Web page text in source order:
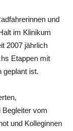
und
im Klinikum
2007 jährlich
Etappen mit
geplant ist.
Begleiter vom
und Kolleginnen